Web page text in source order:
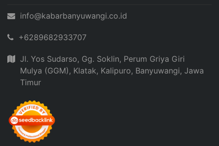
info@kabarbanyuwangi.co.id
+6289682933707
Jl. Yos Sudarso, Gg. Soklin, Perum Griya Giri
Mulya (GGM), Klatak, Kalipuro, Banyuwangi, Jawa
Timur